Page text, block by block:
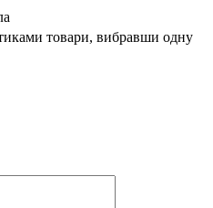
товари, вибравши одну